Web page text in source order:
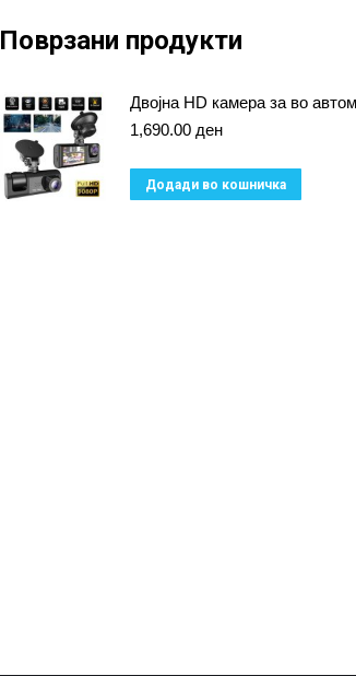
Поврзани продукти
Двојна HD камера за во
1,690.00 ден
Додади во кошничка